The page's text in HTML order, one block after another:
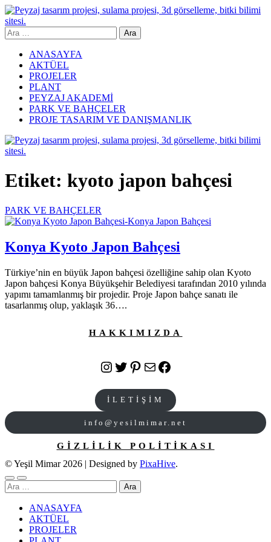
Skip
to
content
Yeşil Mimar
Arama:
ANASAYFA
AKTÜEL
PROJELER
PLANT
PEYZAJ AKADEMİ
PARK VE BAHÇELER
PROJE TASARIM VE DANIŞMANLIK
Etiket: kyoto japon bahçesi
PARK VE BAHÇELER
Konya Kyoto Japon Bahçesi
Türkiye’nin en büyük Japon bahçesi özelliğine sahip olan Kyoto
Japon bahçesi Konya Büyükşehir Belediyesi tarafından 2010 yılında
yapımı tamamlanmış bir projedir. Proje Japon bahçe sanatı ile
tasarlanmış olup, yaklaşık 36….
HAKKIMIZDA
Instagram
Twitter
Pinterest
E-postaFacebook
İLETİŞİM
info@yesilmimar.net
GİZLİLİK POLİTİKASI
© Yeşil Mimar 2026 | Designed by PixaHive.
Arama:
ANASAYFA
AKTÜEL
PROJELER